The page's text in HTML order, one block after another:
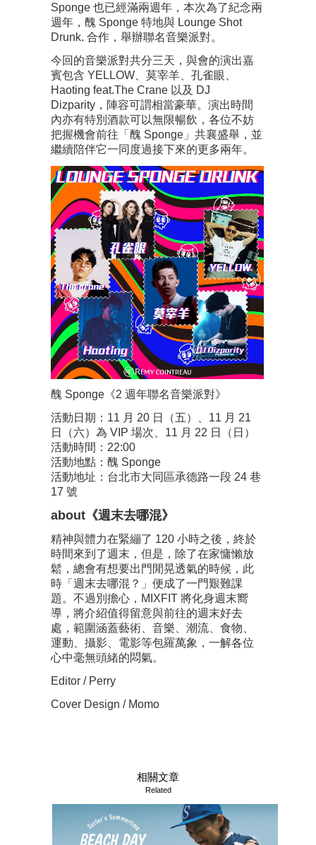
Sponge 也已經滿兩週年，本次為了紀念兩
週年，醜 Sponge 特地與 Lounge Shot
Drunk. 合作，舉辦聯名音樂派對。
今回的音樂派對共分三天，與會的演出嘉
賓包含 YELLOW、莫宰羊、孔雀眼、
Haoting feat.The Crane 以及 DJ
Dizparity，陣容可謂相當豪華。演出時間
內亦有特別酒款可以無限暢飲，各位不妨
把握機會前往「醜 Sponge」共襄盛舉，並
繼續陪伴它一同度過接下來的更多兩年。
醜 Sponge《2 週年聯名音樂派對》
活動日期：11 月 20 日（五）、11 月 21
日（六）為 VIP 場次、11 月 22 日（日）
活動時間：22:00
活動地點：醜 Sponge
活動地址：台北市大同區承德路一段 24 巷
17 號
about《週末去哪混》
精神與體力在緊繃了 120 小時之後，終於
時間來到了週末，但是，除了在家慵懶放
鬆，總會有想要出門閒晃透氣的時候，此
時「週末去哪混？」便成了一門艱難課
題。不過別擔心，MIXFIT 將化身週末嚮
導，將介紹值得留意與前往的週末好去
處，範圍涵蓋藝術、音樂、潮流、食物、
運動、攝影、電影等包羅萬象，一解各位
心中毫無頭緒的悶氣。
Editor / Perry
Cover Design / Momo
相關文章
Related